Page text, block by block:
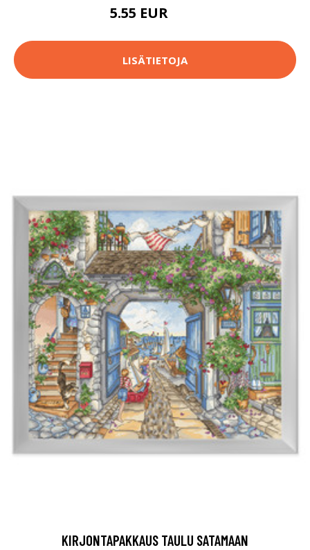
5.55 EUR
LISÄTIETOJA
KIRJONTAPAKKAUS TAULU SATAMAAN